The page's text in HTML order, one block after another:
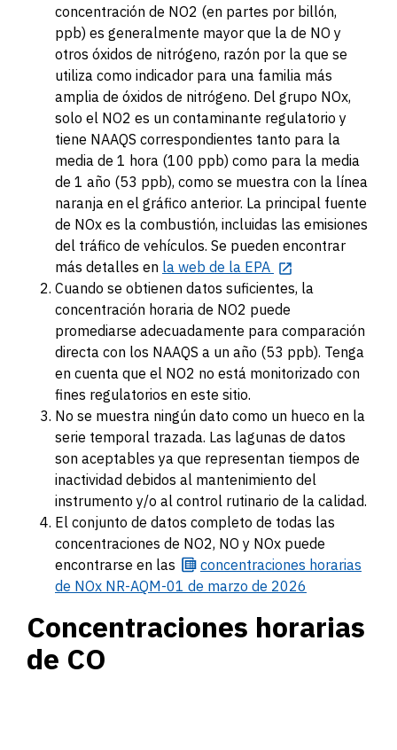
concentración de NO2 (en partes por billón,
ppb) es generalmente mayor que la de NO y
otros óxidos de nitrógeno, razón por la que se
utiliza como indicador para una familia más
amplia de óxidos de nitrógeno. Del grupo NOx,
solo el NO2 es un contaminante regulatorio y
tiene NAAQS correspondientes tanto para la
media de 1 hora (100 ppb) como para la media
de 1 año (53 ppb), como se muestra con la línea
naranja en el gráfico anterior. La principal fuente
de NOx es la combustión, incluidas las emisiones
del tráfico de vehículos. Se pueden encontrar
más detalles en la web de la EPA
Cuando se obtienen datos suficientes, la
concentración horaria de NO2 puede
promediarse adecuadamente para comparación
directa con los NAAQS a un año (53 ppb). Tenga
en cuenta que el NO2 no está monitorizado con
fines regulatorios en este sitio.
No se muestra ningún dato como un hueco en la
serie temporal trazada. Las lagunas de datos
son aceptables ya que representan tiempos de
inactividad debidos al mantenimiento del
instrumento y/o al control rutinario de la calidad.
El conjunto de datos completo de todas las
concentraciones de NO2, NO y NOx puede
encontrarse en las
concentraciones horarias
de NOx NR-AQM-01 de marzo de 2026
Concentraciones horarias
de CO